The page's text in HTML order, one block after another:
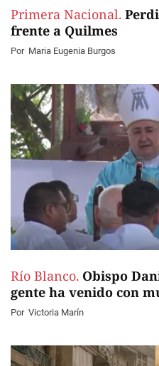
Primera Nacional.
frente a Quilmes
Por Maria Eugenia Burgos
Río Blanco. Obispo
gente ha venido con
Por Victoria Marín